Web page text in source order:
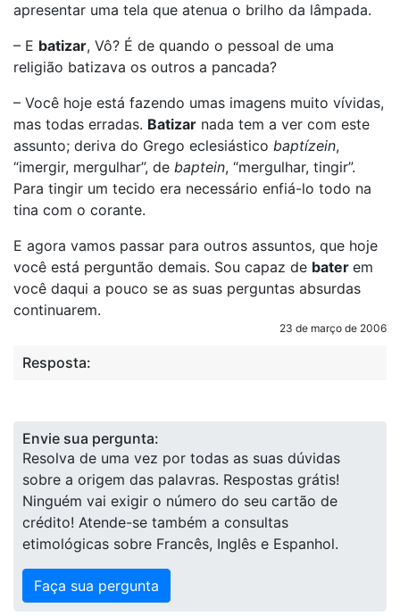
apresentar uma tela que atenua o brilho da lâmpada.
– E batizar, Vô? É de quando o pessoal de uma
religião batizava os outros a pancada?
– Você hoje está fazendo umas imagens muito vívidas,
mas todas erradas. Batizar nada tem a ver com este
assunto; deriva do Grego eclesiástico baptízein,
“imergir, mergulhar”, de baptein, “mergulhar, tingir”.
Para tingir um tecido era necessário enfiá-lo todo na
tina com o corante.
E agora vamos passar para outros assuntos, que hoje
você está perguntão demais. Sou capaz de bater em
você daqui a pouco se as suas perguntas absurdas
continuarem.
23 de março de 2006
Resposta:
Envie sua pergunta:
Resolva de uma vez por todas as suas dúvidas
sobre a origem das palavras. Respostas grátis!
Ninguém vai exigir o número do seu cartão de
crédito! Atende-se também a consultas
etimológicas sobre Francês, Inglês e Espanhol.
Faça sua pergunta